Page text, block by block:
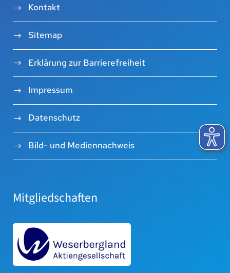
Kontakt
Sitemap
Erklärung zur Barrierefreiheit
Impressum
Datenschutz
Bild- und Mediennachweis
Mitgliedschaften